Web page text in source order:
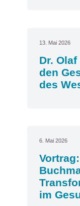
13. Mai 2026
Dr.
den
des
6. Mai 2026
im